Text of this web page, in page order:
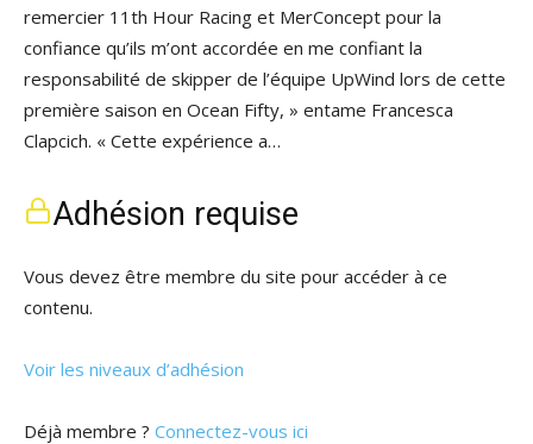
remercier 11th Hour Racing et MerConcept pour la
confiance qu’ils m’ont accordée en me confiant la
responsabilité de skipper de l’équipe UpWind lors de cette
première saison en Ocean Fifty, » entame Francesca
Clapcich. « Cette expérience a…
Adhésion requise
Vous devez être membre du site pour accéder à ce
contenu.
Voir les niveaux d’adhésion
Déjà membre ? Connectez-vous ici